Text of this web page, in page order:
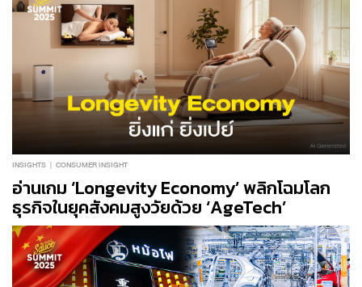
INSIGHTS CONSUMER INSIGHT
อ่านเกม ‘Longevity Economy’ พลิกโฉมโลก
ธุรกิจในยุคสังคมสูงวัยด้วย ‘AgeTech’